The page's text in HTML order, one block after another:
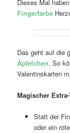
Dieses Mal
Fingerfarbe
Das geht auf die
Äpfelchen. So
Valentinskarten
Magischer
Statt der
oder ein